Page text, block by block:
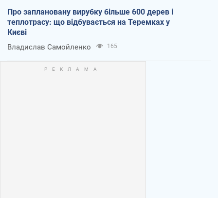
Про заплановану вирубку більше 600 дерев і
теплотрасу: що відбувається на Теремках у
Києві
Владислав Самойленко 165